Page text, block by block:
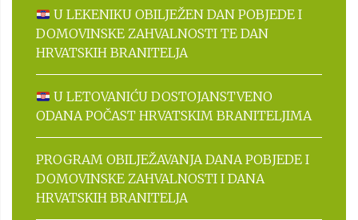
U LEKENIKU OBILJEŽEN DAN POBJEDE I
DOMOVINSKE ZAHVALNOSTI TE DAN
HRVATSKIH BRANITELJA
U LETOVANIĆU DOSTOJANSTVENO
ODANA POČAST HRVATSKIM BRANITELJIMA
PROGRAM OBILJEŽAVANJA DANA POBJEDE I
DOMOVINSKE ZAHVALNOSTI I DANA
HRVATSKIH BRANITELJA